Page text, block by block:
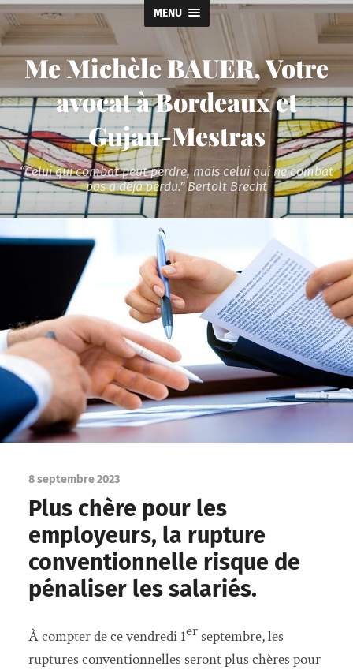
MENU
Me Michèle BAUER, Votre
avocat à Bordeaux et
Gujan-Mestras
“Celui qui combat peut perdre, mais celui qui ne combat
pas a déjà perdu.” Bertolt Brecht
8 septembre 2023
Plus chère pour les
employeurs, la rupture
conventionnelle risque de
pénaliser les salariés.
À compter de ce vendredi 1erseptembre, les
ruptures conventionnelles seront plus chères pour